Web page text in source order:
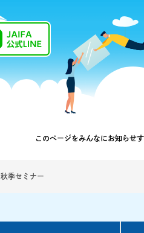
このページをみんなにお知らせす
秋季セミナー